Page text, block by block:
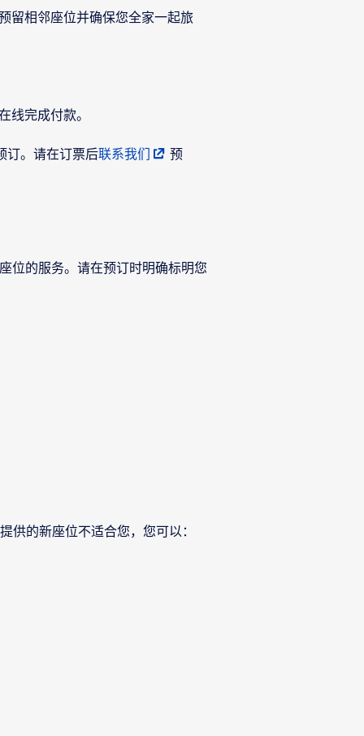
留相邻座位并确保您全家一起旅
线完成付款。
订。请在订票后联系我们
预
位的服务。请在预订时明确标明您
供的新座位不适合您，您可以：